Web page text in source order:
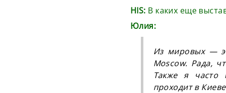
HIS: В каких еще
Юлия:
Из мировых —
Moscow. Рада,
Также я часто
проходит в